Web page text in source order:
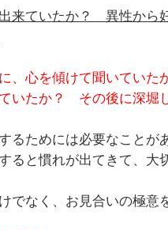
来ていたか？ 異性から
、心を傾けて聞いていた
いたか？ その後に深堀
るためには必要なことが
ると慣れが出てきて、大
でなく、お見合いの極意